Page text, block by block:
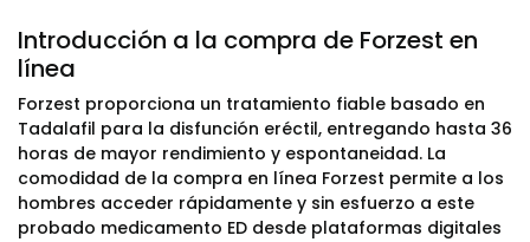
Introducción a la compra de Forzest en
línea
Forzest proporciona un tratamiento fiable basado en
Tadalafil para la disfunción eréctil, entregando hasta 36
horas de mayor rendimiento y espontaneidad. La
comodidad de la compra en línea Forzest permite a los
hombres acceder rápidamente y sin esfuerzo a este
probado medicamento ED desde plataformas digitales